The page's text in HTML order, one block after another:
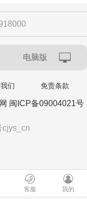
电脑版
们 免责条款
闽ICP备09004021号
cjys_cn
客服 我的